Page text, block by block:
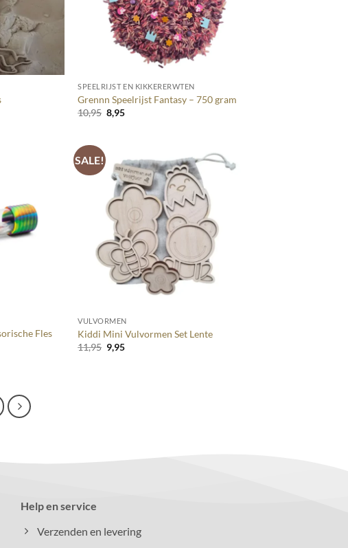
SPEELRIJST EN KIKKERERWTEN
Grennn Speelrijst Fantasy – 750 gram
10,95 Oorspronkelijke
prijs
8,95Huidige
Fles
SALE!
VULVORMEN
Kiddi Mini Vulvormen Set Lente
11,95 Oorspronkelijke
prijs
9,95Huidige
Help en service
Verzenden en levering